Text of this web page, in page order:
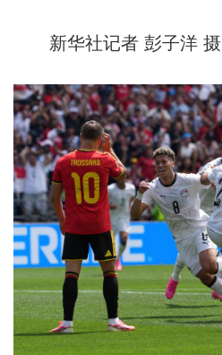
新华社记者 彭子洋 摄